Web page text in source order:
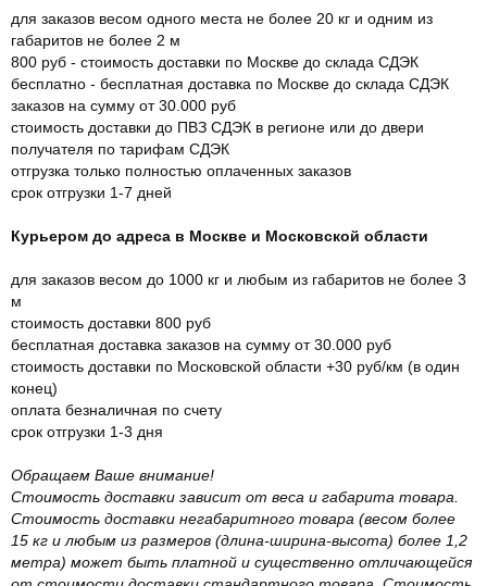
для заказов весом одного места не более 20 кг и одним из
габаритов не более 2 м
800 руб - стоимость доставки по Москве до склада СДЭК
бесплатно - бесплатная доставка по Москве до склада СДЭК
заказов на сумму от 30.000 руб
стоимость доставки до ПВЗ СДЭК в регионе или до двери
получателя по тарифам СДЭК
отгрузка только полностью оплаченных заказов
срок отгрузки 1-7 дней
Курьером до адреса в Москве и Московской области
для заказов весом до 1000 кг и любым из габаритов не более 3
м
стоимость доставки 800 руб
бесплатная доставка заказов на сумму от 30.000 руб
стоимость доставки по Московской области +30 руб/км (в один
конец)
оплата безналичная по счету
срок отгрузки 1-3 дня
Обращаем Ваше внимание!
Стоимость доставки зависит от веса и габарита товара.
Стоимость доставки негабаритного товара (весом более
15 кг и любым из размеров (длина-ширина-высота) более 1,2
метра) может быть платной и существенно отличающейся